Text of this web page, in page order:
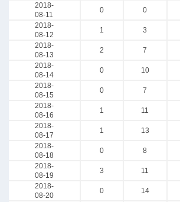
2018-
08-11
0 0
2018-
08-12
1 3
2018-
08-13
2 7
2018-
08-14
0 10
2018-
08-15
0 7
2018-
08-16
1 11
2018-
08-17
1 13
2018-
08-18
0 8
2018-
08-19
3 11
2018-
08-20
0 14